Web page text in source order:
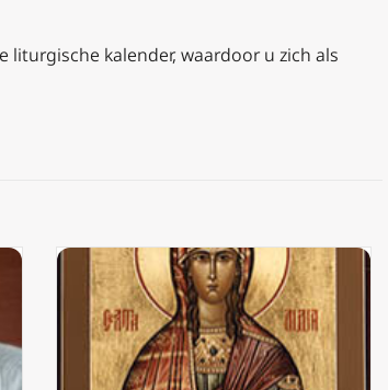
liturgische kalender, waardoor u zich als